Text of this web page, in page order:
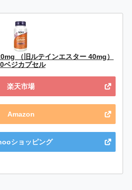
（旧ルテインエスター 40mg）
ベジカプセル
楽天市場
Amazon
ショッピング